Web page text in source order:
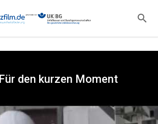
den kurzen Moment